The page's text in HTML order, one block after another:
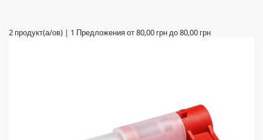
2 продукт(а/ов) | 1 Предложения от80,00 грндо80,00 грн